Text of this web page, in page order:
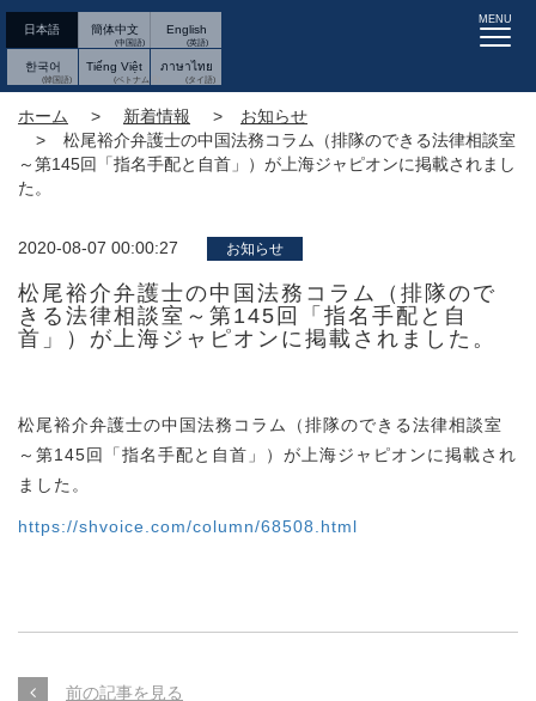
日本語 簡体中文 English
한국어 Tiếng Việt ภาษาไทย
MENU
ホーム 新着情報
お知らせ
松尾裕介弁護士の中国法務コラム（排隊のできる法律相談室
～第145回「指名手配と自首」）が上海ジャピオンに掲載されまし
た。
2020-08-07 00:00:27 お知らせ
松尾裕介弁護士の中国法務コラム（排隊ので
きる法律相談室～第145回「指名手配と自
首」）が上海ジャピオンに掲載されました。
松尾裕介弁護士の中国法務コラム（排隊のできる法律相談室
～第145回「指名手配と自首」）が上海ジャピオンに掲載され
ました。
https://shvoice.com/column/68508.html
前の記事を見る